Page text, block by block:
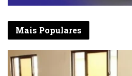
Mais Populares